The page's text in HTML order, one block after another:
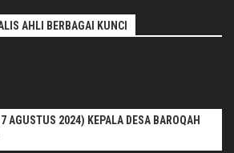
AHLI BERBAGAI KUNCI
AGUSTUS 2024) KEPALA DESA BAROQAH